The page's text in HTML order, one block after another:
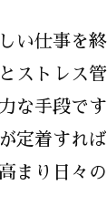
い仕事を
ストレス
な手段です
定着すれ
まり日々